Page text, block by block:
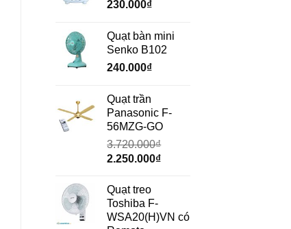
230.000₫
Quạt bàn mini
Senko B102
240.000₫
Quạt trần
Panasonic F-
56MZG-GO
3.720.000₫
Giá
là:
3.720.000₫.
2.250.000₫Giá
2.250.000₫.
Quạt treo
Toshiba F-
WSA20(H)VN có